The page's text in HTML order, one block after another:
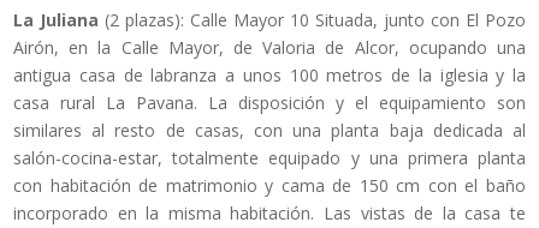
La Juliana (2 plazas): Calle Mayor 10 Situada, junto con El Pozo
Airón, en la Calle Mayor, de Valoria de Alcor, ocupando una
antigua casa de labranza a unos 100 metros de la iglesia y la
casa rural La Pavana. La disposición y el equipamiento son
similares al resto de casas, con una planta baja dedicada al
salón-cocina-estar, totalmente equipado y una primera planta
con habitación de matrimonio y cama de 150 cm con el baño
incorporado en la misma habitación. Las vistas de la casa te